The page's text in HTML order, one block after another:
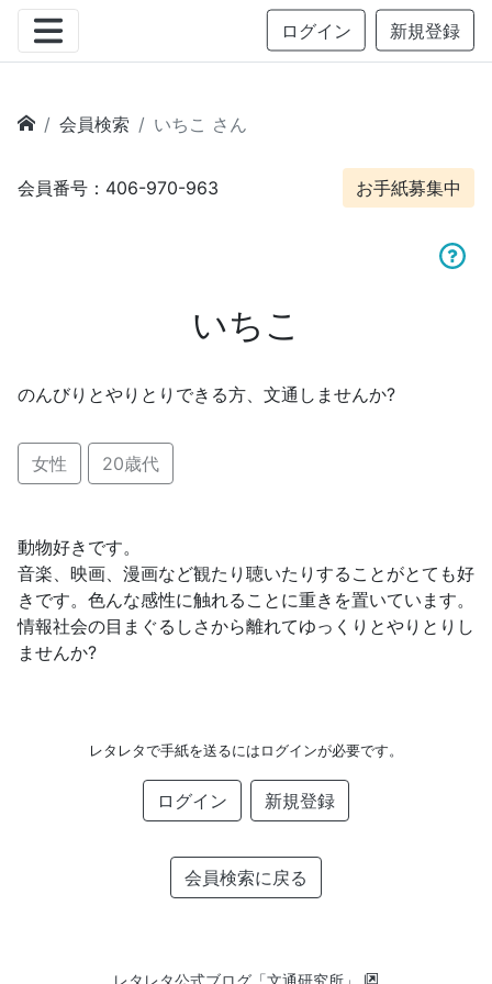
ログイン 新規登録
会員検索 いちこ さん
会員番号：406-970-963 お手紙募集中
いちこ
のんびりとやりとりできる方、文通しませんか?
女性 20歳代
動物好きです。
音楽、映画、漫画など観たり聴いたりすることがとても好
きです。色んな感性に触れることに重きを置いています。
情報社会の目まぐるしさから離れてゆっくりとやりとりし
ませんか?
レタレタで手紙を送るにはログインが必要です。
ログイン 新規登録
会員検索に戻る
レタレタ公式ブログ「文通研究所」